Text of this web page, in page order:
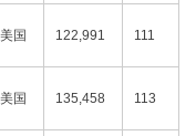
美国 122,991 111
美国 135,458 113